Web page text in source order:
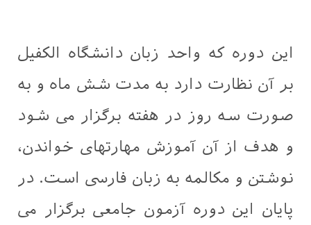
این دوره که واحد زبان دانشگاه الکفیل
بر آن نظارت دارد به مدت شش ماه و به
صورت سه روز در هفته برگزار می شود
و هدف از آن آموزش مهارتهای خواندن،
نوشتن و مکالمه به زبان فارسی است. در
پایان این دوره آزمون جامعی برگزار می